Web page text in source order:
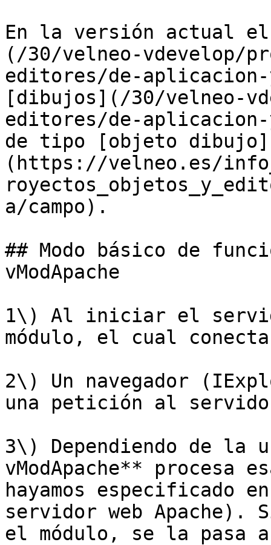
En la versión actual
(/30/velneo-vdevelop/
editores/de-aplicacion-
[dibujos](/30/velneo-
editores/de-aplicacion-
de tipo [objeto dibujo]
(https://velneo.es/
a/campo).
## Modo básico de
vModApache
1\) Al iniciar el
módulo, el cual
2\) Un navegador
una petición al
3\) Dependiendo de la
vModApache** procesa
hayamos especificado
servidor web
el módulo, se la pasa a